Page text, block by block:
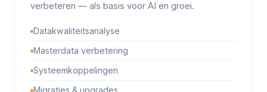
verbeteren — als basis voor AI en groei.
Datakwaliteitsanalyse
Masterdata verbetering
Systeemkoppelingen
Migraties & upgrades